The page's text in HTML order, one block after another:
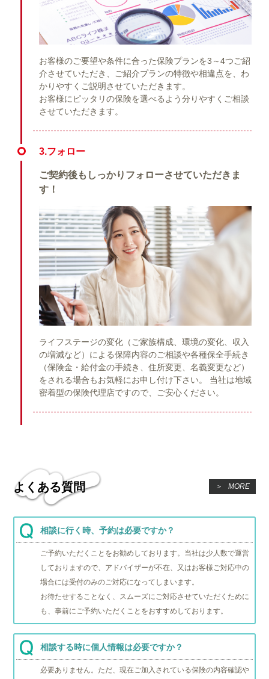
お客様のご要望や条件に合った保険プランを3～4つご紹
介させていただき、ご紹介プランの特徴や相違点を、わ
かりやすくご説明させていただきます。
お客様にピッタリの保険を選べるよう分りやすくご相談
させていただきます。
3.フォロー
ご契約後もしっかりフォローさせていただきま
す！
ライフステージの変化（ご家族構成、環境の変化、収入
の増減など）による保障内容のご相談や各種保全手続き
（保険金・給付金の手続き、住所変更、名義変更など）
をされる場合もお気軽にお申し付け下さい。 当社は地域
密着型の保険代理店ですので、ご安心ください。
よくある質問 ＞ MORE
相談に行く時、予約は必要ですか？
ご予約いただくことをお勧めしております。当社は少人数で運営
しておりますので、アドバイザーが不在、又はお客様ご対応中の
場合には受付のみのご対応になってしまいます。
お待たせすることなく、スムーズにご対応させていただくために
も、事前にご予約いただくことをおすすめしております。
相談する時に個人情報は必要ですか？
必要ありません。ただ、現在ご加入されている保険の内容確認や